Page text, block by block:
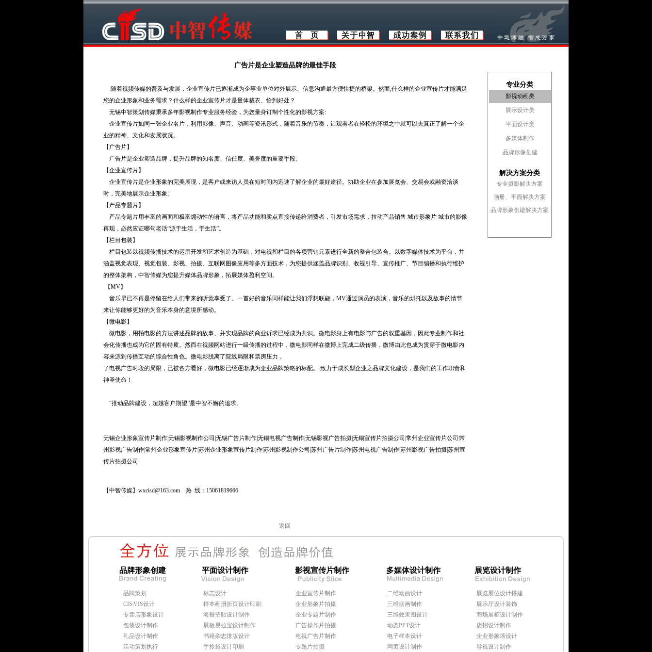
广告片是企业塑造品牌的最佳手段
随着视频传媒的普及与发展，企业宣传片已逐渐成为企事业单位对外展示、信息沟通最方便快捷的桥梁。然而,什么样的企业宣传片才能满足
您的企业形象和业务需求？什么样的企业宣传片才是量体裁衣、恰到好处？
无锡中智策划传媒秉承多年影视制作专业服务经验，为您量身订制个性化的影视方案:
企业宣传片如同一张企业名片，利用影像、声音、动画等资讯形式，随着音乐的节奏 ，让观看者在轻松的环境之中就可以去真正了解一个企
业的精神、文化和发展状况。
【广告片】
广告片是企业塑造品牌，提升品牌的知名度、信任度、美誉度的重要手段;
【企业宣传片】
企业宣传片是企业形象的完美展现，是客户或来访人员在短时间内迅速了解企业的最好途径。协助企业在参加展览会、交易会或融资洽谈
时，完美地展示企业形象;
【产品专题片】
产品专题片用丰富的画面和极富煽动性的语言，将产品功能和卖点直接传递给消费者，引发市场需求，拉动产品销售 城市形象片 城市的影像
再现，必然应证哪句老话“源于生活，于生活”。
【栏目包装】
栏目包装以视频传播技术的运用开发和艺术创造为基础，对电视和栏目的各项营销元素进行全新的整合包装合。以数字媒体技术为平台，并
涵盖视觉表现、视觉包装、影视、拍摄、互联网图像应用等多方面技术，为您提供涵盖品牌识别、收视引导、宣传推广、节目编播和执行维护
的整体架构，中智传媒为您提升媒体品牌形象，拓展媒体盈利空间。
【MV】
音乐早已不再是停留在给人们带来的听觉享受了。一首好的音乐同样能让我们浮想联翩，MV通过演员的表演，音乐的烘托以及故事的情节
来让你能够更好的为音乐本身的意境所感动。
【微电影】
微电影，用拍电影的方法讲述品牌的故事、并实现品牌的商业诉求已经成为共识。微电影身上有电影与广告的双重基因，因此专业制作和社
会化传播也成为它的固有特质。然而在视频网站进行一级传播的过程中，微电影同样在微博上完成二级传播，微博由此也成为贯穿于微电影内
容来源到传播互动的综合性角色。微电影脱离了院线局限和票房压力，
了电视广告时段的局限，已被各方看好，微电影已经逐渐成为企业品牌策略的标配。 致力于成长型企业之品牌文化建设，是我们的工作职责和
神圣使命！
“推动品牌建设，超越客户期望”是中智不懈的追求。
无锡企业形象宣传片制作|无锡影视制作公司|无锡广告片制作|无锡电视广告制作|无锡影视广告拍摄|无锡宣传片拍摄公司|常州企业宣传片公司|常
州影视广告制作|常州企业形象宣传片|苏州企业形象宣传片制作|苏州影视制作公司|苏州广告片制作|苏州电视广告制作|苏州影视广告拍摄|苏州宣
传片拍摄公司
【中智传媒】wxcisd@163.com 热 线：15061819666
返回
专业分类
影视动画类
展示设计类
平面设计类
多媒体制作
品牌形像创建
解决方案分类
专业摄影解决方案
画册、平面解决方案
品牌形象创建解决方案
品牌形象创建 平面设计制作 影视宣传片制作 多媒体设计制作 展览设计制作
品牌策划
CIS|VIS设计
专卖店形象设计
包装设计制作
礼品设计制作
活动策划执行
标志设计
样本画册折页设计印刷
海报招贴设计制作
展板易拉宝设计制作
书籍杂志排版设计
手拎袋设计印刷
企业宣传片制作
企业形象片拍摄
企业专题片制作
广告操作片拍摄
电视广告片制作
专题片拍摄
二维动画设计
三维动画制作
三维效果图设计
动态PPT设计
电子样本设计
网页设计制作
展览展位设计搭建
展示厅设计装饰
商场展柜设计制作
店招设计制作
企业形象墙设计
导视设计制作